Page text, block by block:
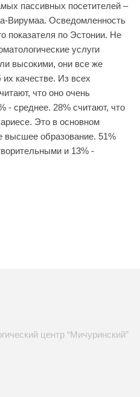
пассивных посетителей –
Вирумаа. Осведомленность
показателя по Эстонии. Не
услуги
высокими, они все же
качестве. Из всех
что оно очень
- среднее. 28% считают, что
Это в основном
образование. 51%
и 13% -
центр “Мичуринский”